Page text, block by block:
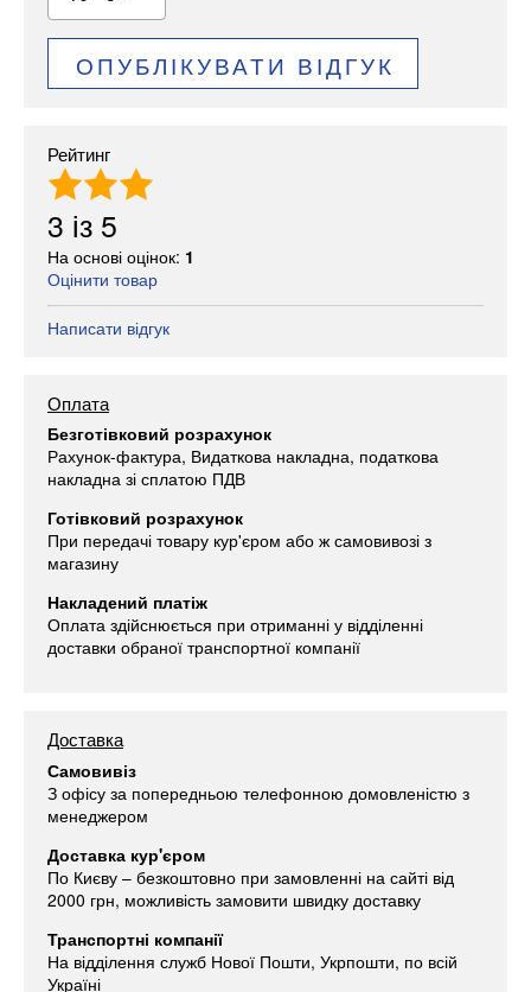
ОПУБЛІКУВАТИ ВІДГУК
Рейтинг
3 із 5
На основі оцінок: 1
Оцінити товар
Написати відгук
Оплата
Безготівковий розрахунок
Рахунок-фактура, Видаткова накладна, податкова
накладна зі сплатою ПДВ
Готівковий розрахунок
При передачі товару кур'єром або ж самовивозі з
магазину
Накладений платіж
Оплата здійснюється при отриманні у відділенні
доставки обраної транспортної компанії
Доставка
Самовивіз
З офісу за попередньою телефонною домовленістю з
менеджером
Доставка кур'єром
По Києву – безкоштовно при замовленні на сайті від
2000 грн, можливість замовити швидку доставку
Транспортні компанії
На відділення служб Нової Пошти, Укрпошти, по всій
Україні